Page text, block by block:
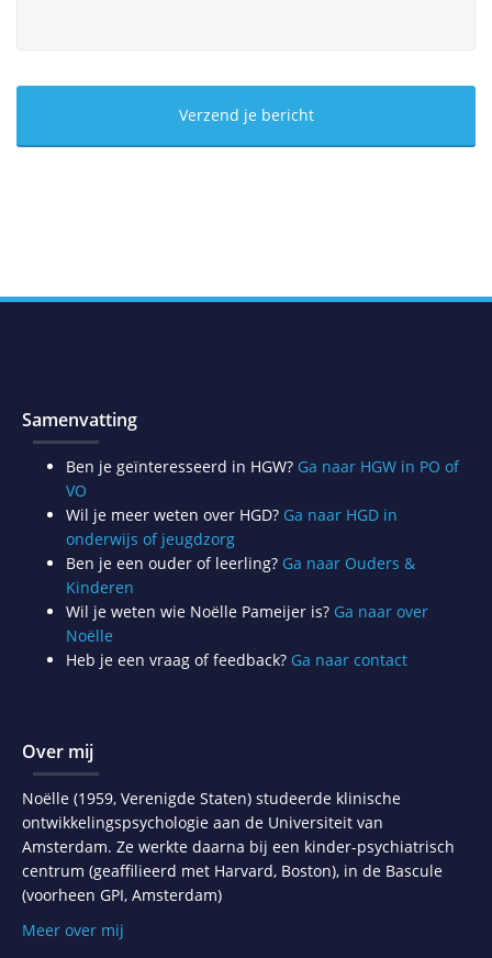
Samenvatting
Ben je geïnteresseerd in HGW? Ga naar HGW in PO of
VO
Wil je meer weten over HGD? Ga naar HGD in
onderwijs of jeugdzorg
Ben je een ouder of leerling? Ga naar Ouders &
Kinderen
Wil je weten wie Noëlle Pameijer is? Ga naar over
Noëlle
Heb je een vraag of feedback? Ga naar contact
Over mij
Noëlle (1959, Verenigde Staten) studeerde klinische
ontwikkelingspsychologie aan de Universiteit van
Amsterdam. Ze werkte daarna bij een kinder-psychiatrisch
centrum (geaffilieerd met Harvard, Boston), in de Bascule
(voorheen GPI, Amsterdam)
Meer over mij